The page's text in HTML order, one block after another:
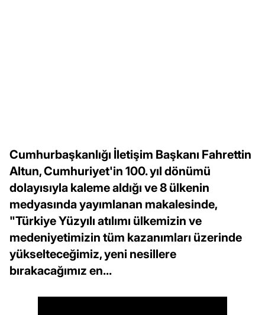
Cumhurbaşkanlığı İletişim Başkanı Fahrettin
Altun, Cumhuriyet'in 100. yıl dönümü
dolayısıyla kaleme aldığı ve 8 ülkenin
medyasında yayımlanan makalesinde,
"Türkiye Yüzyılı atılımı ülkemizin ve
medeniyetimizin tüm kazanımları üzerinde
yükselteceğimiz, yeni nesillere
bırakacağımız en...